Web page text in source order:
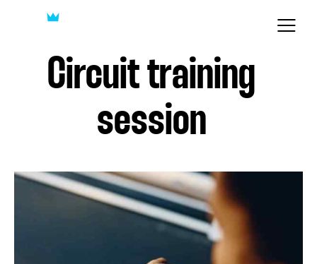
Circuit training
session